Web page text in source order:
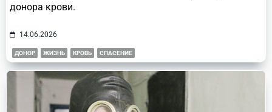
донора крови.
14.06.2026
ДОНОР ЖИЗНЬ КРОВЬ СПАСЕНИЕ